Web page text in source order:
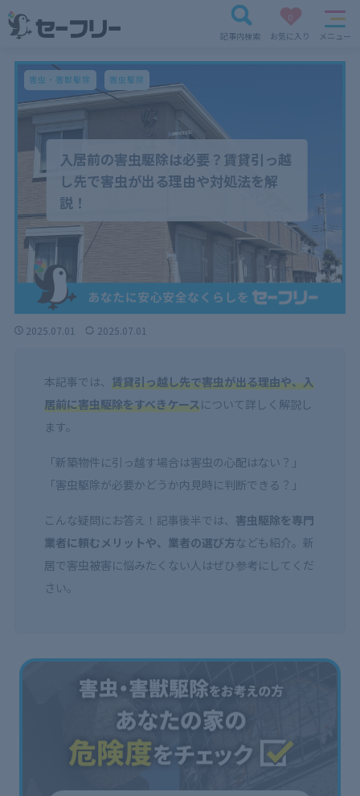
記事内検索
0
お気に入り
メニュー
入居前の害虫駆除は必要？賃貸引っ越
し先で害虫が出る理由や対処法を解
説！
害虫・害獣駆除 害虫駆除
2025.07.01 2025.07.01
本記事では、 賃貸引っ越し先で害虫が出る理由や、入
居前に害虫駆除をすべきケースについて詳しく解説し
ます。
「新築物件に引っ越す場合は害虫の心配はない？」
「害虫駆除が必要かどうか内見時に判断できる？」
こんな疑問にお答え！記事後半では、 害虫駆除を専門
業者に頼むメリットや、業者の選び方なども紹介。新
居で害虫被害に悩みたくない人はぜひ参考にしてくだ
さい。